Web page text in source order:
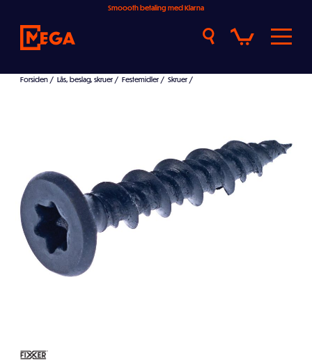
Smoooth betaling med Klarna
Forsiden / Lås, beslag, skruer / Festemidler / Skruer /